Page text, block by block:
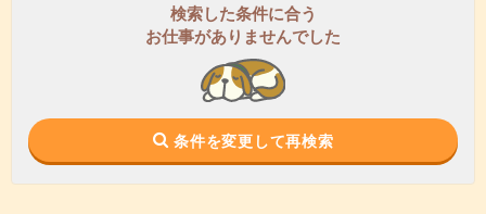
検索した条件に合う
お仕事がありませんでした
条件を変更して再検索